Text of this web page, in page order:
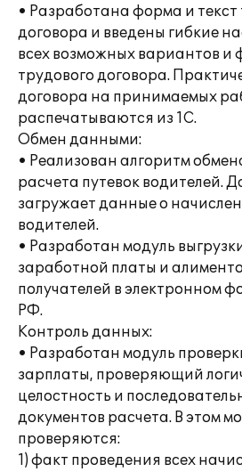
• Разработана форма и текст
договора и введены гибкие
всех возможных вариантов и
трудового договора.
договора на принимаемых
распечатываются из 1С.
Обмен данными:
• Реализован алгоритм
расчета путевок водителей.
загружает данные о
водителей.
• Разработан модуль
заработной платы и
получателей в электронном
РФ.
Контроль данных:
• Разработан модуль
зарплаты, проверяющий
целостность и
документов расчета. В этом
проверяются:
1) факт проведения всех